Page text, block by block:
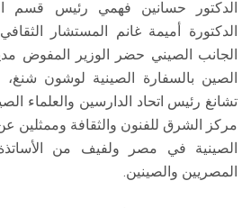
الدكتور حسانين فهمي رئيس قسم
الدكتورة أميمة غانم المستشار
الجانب الصيني حضر الوزير المفوض
الصين بالسفارة الصينية لوشون شنغ،
تشانغ رئيس اتحاد الدارسين والعلماء
مركز الشرق للفنون والثقافة
الصينية في مصر ولفيف من
المصريين والصينين.